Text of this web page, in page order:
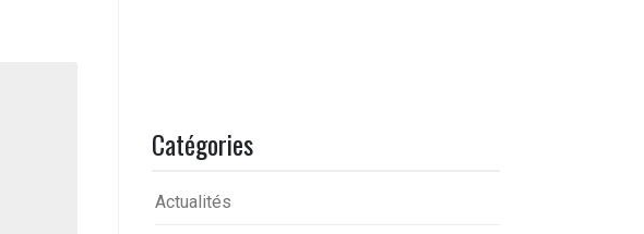
Catégories
Actualités